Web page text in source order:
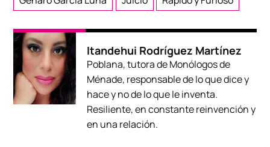
Itandehui Rodríguez Martínez
Poblana, tutora de Monólogos de
Ménade, responsable de lo que dice y
hace y no de lo que le inventa.
Resiliente, en constante reinvención y
en una relación.